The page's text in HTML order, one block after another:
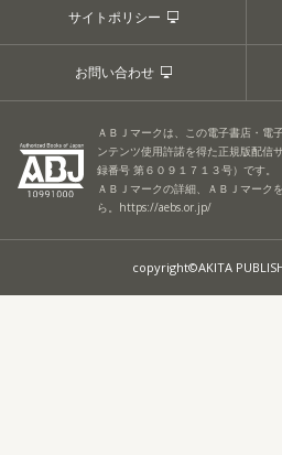
サイトポリシー
お問い合わせ
ＡＢＪマークは、この電子書店・電
ンテンツ使用許諾を得た正規版配信
録番号 第６０９１７１３号）です。
ＡＢＪマークの詳細、ＡＢＪマーク
ら。 https://aebs.or.jp/
copyright©AKITA